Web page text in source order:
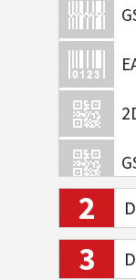
2
3